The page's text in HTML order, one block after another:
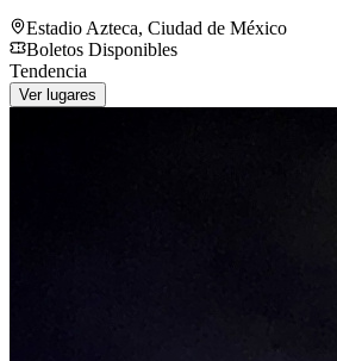
Estadio Azteca, Ciudad de México
Boletos Disponibles
Tendencia
Ver lugares